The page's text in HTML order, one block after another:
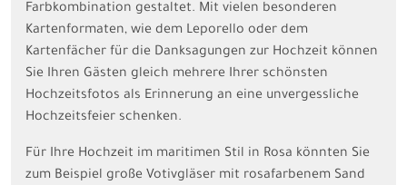
Farbkombination gestaltet. Mit vielen besonderen
Kartenformaten, wie dem Leporello oder dem
Kartenfächer für die Danksagungen zur Hochzeit können
Sie Ihren Gästen gleich mehrere Ihrer schönsten
Hochzeitsfotos als Erinnerung an eine unvergessliche
Hochzeitsfeier schenken.
Für Ihre Hochzeit im maritimen Stil in Rosa könnten Sie
zum Beispiel große Votivgläser mit rosafarbenem Sand